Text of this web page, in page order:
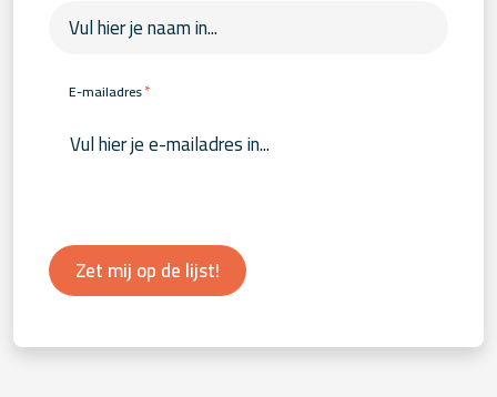
E-mailadres*
Zet mij op de lijst!